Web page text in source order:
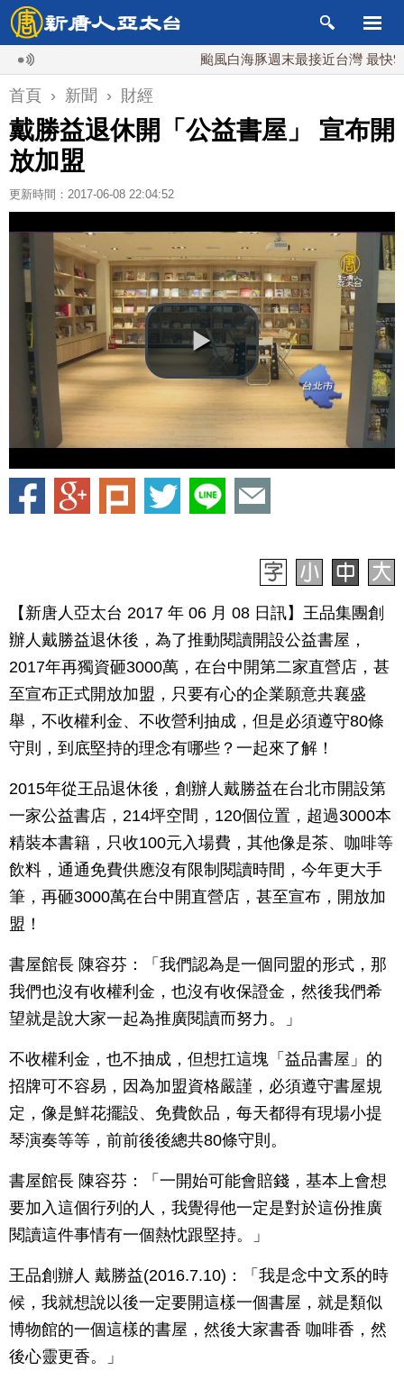
颱風白海豚週末最接近台灣 最快9日可
首頁 › 新聞 › 財經
戴勝益退休開「公益書屋」 宣布開
放加盟
更新時間：2017-06-08 22:04:52
【新唐人亞太台 2017 年 06 月 08 日訊】王品集團創
辦人戴勝益退休後，為了推動閱讀開設公益書屋，
2017年再獨資砸3000萬，在台中開第二家直營店，甚
至宣布正式開放加盟，只要有心的企業願意共襄盛
舉，不收權利金、不收營利抽成，但是必須遵守80條
守則，到底堅持的理念有哪些？一起來了解！
2015年從王品退休後，創辦人戴勝益在台北市開設第
一家公益書店，214坪空間，120個位置，超過3000本
精裝本書籍，只收100元入場費，其他像是茶、咖啡等
飲料，通通免費供應沒有限制閱讀時間，今年更大手
筆，再砸3000萬在台中開直營店，甚至宣布，開放加
盟！
書屋館長 陳容芬：「我們認為是一個同盟的形式，那
我們也沒有收權利金，也沒有收保證金，然後我們希
望就是說大家一起為推廣閱讀而努力。」
不收權利金，也不抽成，但想扛這塊「益品書屋」的
招牌可不容易，因為加盟資格嚴謹，必須遵守書屋規
定，像是鮮花擺設、免費飲品，每天都得有現場小提
琴演奏等等，前前後後總共80條守則。
書屋館長 陳容芬：「一開始可能會賠錢，基本上會想
要加入這個行列的人，我覺得他一定是對於這份推廣
閱讀這件事情有一個熱忱跟堅持。」
王品創辦人 戴勝益(2016.7.10)：「我是念中文系的時
候，我就想說以後一定要開這樣一個書屋，就是類似
博物館的一個這樣的書屋，然後大家書香 咖啡香，然
後心靈更香。」